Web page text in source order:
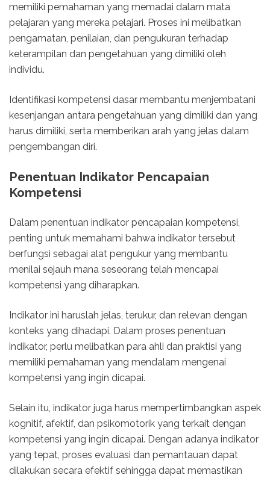
memiliki pemahaman yang memadai dalam mata
pelajaran yang mereka pelajari. Proses ini melibatkan
pengamatan, penilaian, dan pengukuran terhadap
keterampilan dan pengetahuan yang dimiliki oleh
individu.
Identifikasi kompetensi dasar membantu menjembatani
kesenjangan antara pengetahuan yang dimiliki dan yang
harus dimiliki, serta memberikan arah yang jelas dalam
pengembangan diri.
Penentuan Indikator Pencapaian
Kompetensi
Dalam penentuan indikator pencapaian kompetensi,
penting untuk memahami bahwa indikator tersebut
berfungsi sebagai alat pengukur yang membantu
menilai sejauh mana seseorang telah mencapai
kompetensi yang diharapkan.
Indikator ini haruslah jelas, terukur, dan relevan dengan
konteks yang dihadapi. Dalam proses penentuan
indikator, perlu melibatkan para ahli dan praktisi yang
memiliki pemahaman yang mendalam mengenai
kompetensi yang ingin dicapai.
Selain itu, indikator juga harus mempertimbangkan aspek
kognitif, afektif, dan psikomotorik yang terkait dengan
kompetensi yang ingin dicapai. Dengan adanya indikator
yang tepat, proses evaluasi dan pemantauan dapat
dilakukan secara efektif sehingga dapat memastikan